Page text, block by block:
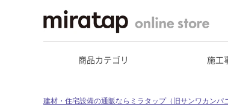
商品カテゴリ 施工
建材・住宅設備の通販ならミラタップ（旧サンワカンパ